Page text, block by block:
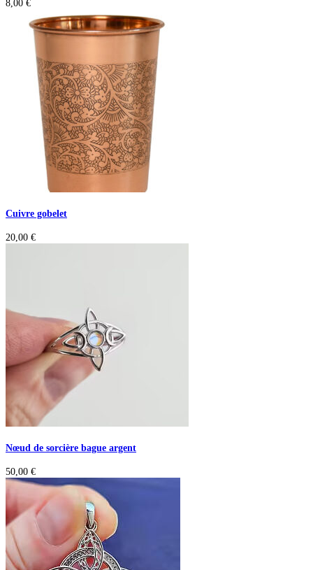
8,00 €
Cuivre gobelet
20,00 €
Nœud de sorcière bague argent
50,00 €